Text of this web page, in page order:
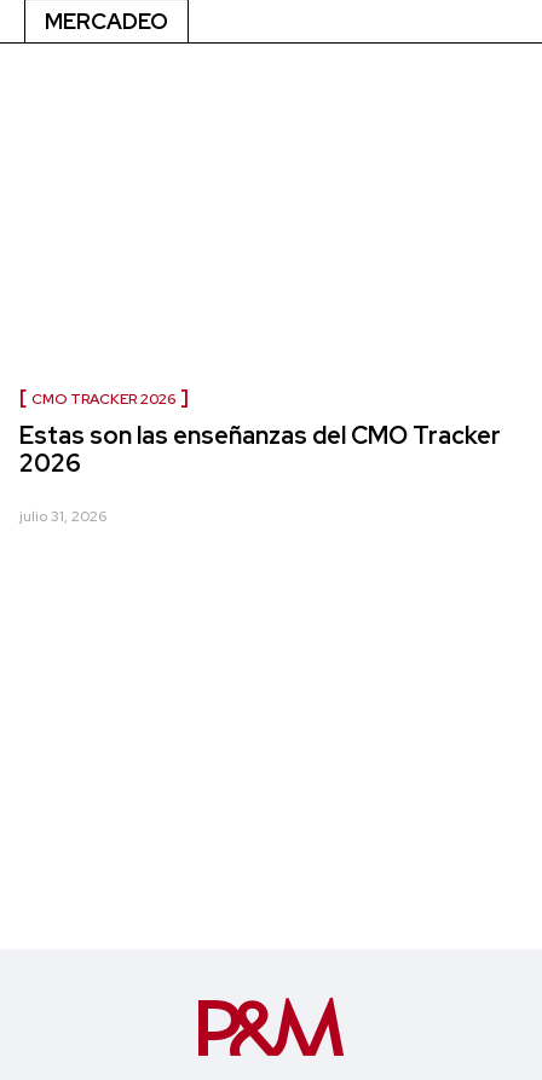
MERCADEO
CMO TRACKER 2026
Estas son las enseñanzas del CMO Tracker
2026
julio 31, 2026